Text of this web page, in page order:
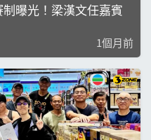
制曝光！梁漢文任嘉賓
1個月前